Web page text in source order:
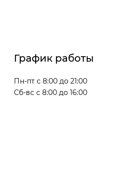
График работы
Пн-пт с 8:00 до 21:00
Сб-вс с 8:00 до 16:00